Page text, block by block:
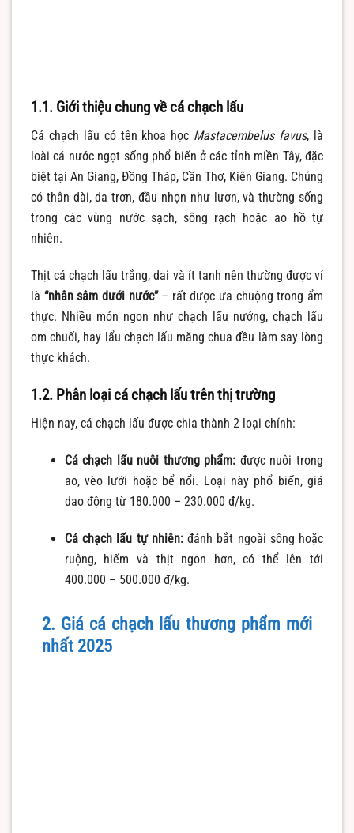
1.1. Giới thiệu chung về cá chạch lấu
Cá chạch lấu có tên khoa học Mastacembelus favus, là
loài cá nước ngọt sống phổ biến ở các tỉnh miền Tây, đặc
biệt tại An Giang, Đồng Tháp, Cần Thơ, Kiên Giang. Chúng
có thân dài, da trơn, đầu nhọn như lươn, và thường sống
trong các vùng nước sạch, sông rạch hoặc ao hồ tự
nhiên.
Thịt cá chạch lấu trắng, dai và ít tanh nên thường được ví
là “nhân sâm dưới nước”– rất được ưa chuộng trong ẩm
thực. Nhiều món ngon như chạch lấu nướng, chạch lấu
om chuối, hay lẩu chạch lấu măng chua đều làm say lòng
thực khách.
1.2. Phân loại cá chạch lấu trên thị trường
Hiện nay, cá chạch lấu được chia thành 2 loại chính:
Cá chạch lấu nuôi thương phẩm: được nuôi trong
ao, vèo lưới hoặc bể nổi. Loại này phổ biến, giá
dao động từ 180.000 – 230.000 đ/kg.
Cá chạch lấu tự nhiên:đánh bắt ngoài sông hoặc
ruộng, hiếm và thịt ngon hơn, có thể lên tới
400.000 – 500.000 đ/kg.
2. Giá cá chạch lấu thương phẩm mới
nhất 2025